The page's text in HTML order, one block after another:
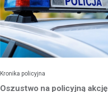
Kronika policyjna
Oszustwo na policyjną